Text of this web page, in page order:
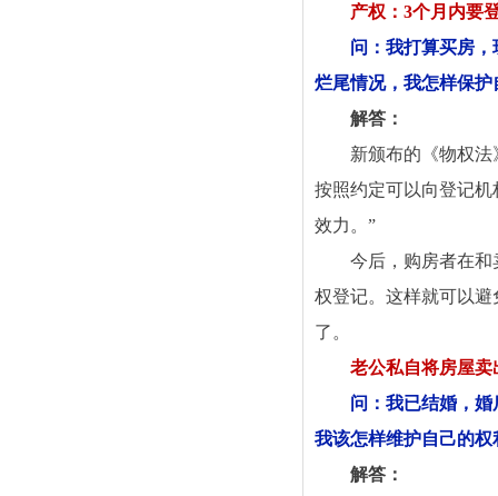
产权：3个月内要
问：我打算买房
烂尾情况，我怎样保护
解答：
新颁布的《物权
按照约定可以向登记
效力。”
今后，购房者在
权登记。这样就可以
了。
老公私自将房屋
问：我已结婚，
我该怎样维护自己的权
解答：